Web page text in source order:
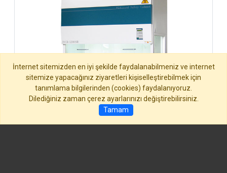
İnternet sitemizden en iyi şekilde faydalanabilmeniz ve internet
sitemize yapacağınız ziyaretleri kişiselleştirebilmek için
tanımlama bilgilerinden (cookies) faydalanıyoruz.
Dilediğiniz zaman çerez ayarlarınızı değiştirebilirsiniz.
Tamam